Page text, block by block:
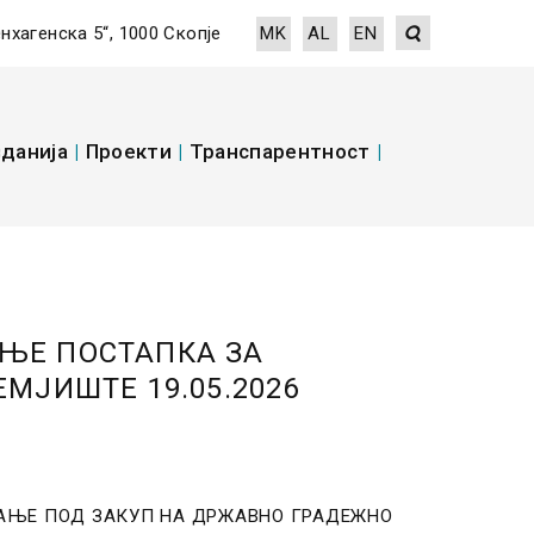
5“, 1000 Скопје MK AL EN
| Проекти | Транспарентност |
ПОСТАПКА ЗА
19.05.2026
ПОД ЗАКУП НА ДРЖАВНО ГРАДЕЖНО